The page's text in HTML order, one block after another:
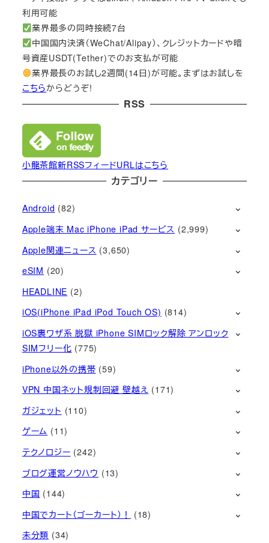
利用可能
業界最多の同時接続7台
中国国内決済（WeChat/Alipay）、クレジットカードや暗
号資産USDT(Tether)でのお支払が可能
業界最長のお試し2週間(14日)が可能。まずはお試しを
こちらからどうぞ!
RSS
小龍茶館新RSSフィードURLはこちら
カテゴリー
Android (82)
Apple端末 Mac iPhone iPad サービス (2,999)
Apple関連ニュース (3,650)
eSIM (20)
HEADLINE (2)
iOS(iPhone iPad iPod Touch OS) (814)
iOS裏ワザ系 脱獄 iPhone SIMロック解除 アンロック
SIMフリー化 (775)
iPhone以外の携帯 (59)
VPN 中国ネット規制回避 壁越え (171)
ガジェット (110)
ゲーム (11)
テクノロジー (242)
ブログ運営ノウハウ (13)
中国 (144)
中国でカート（ゴーカート）！
(18)
未分類 (34)